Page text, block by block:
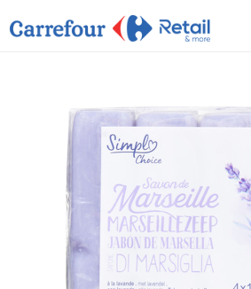
CARREFOUR
ΕΤΑΙΡΕΙΑ
ΠΡΟΪΟΝΤΑ
ΠΡΟΣΦΟΡΕΣ
FRANCHISE
ΕΠΙΚΟΙΝΩΝΙΑ